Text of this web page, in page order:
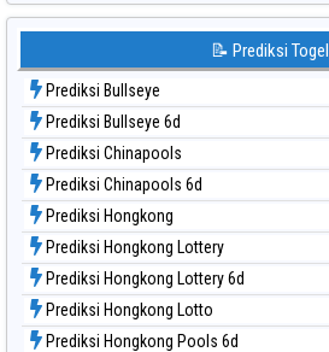
Data Togel Sydney Lottery
Data Togel Sydney Lottery 6d
Data Togel Sydney Lotto
Data Togel Sydney Pools 6d
Data Togel Taipei
Data Togel Taiwan
📝 Prediksi Togel
Prediksi Bullseye
Prediksi Bullseye 6d
Prediksi Chinapools
Prediksi Chinapools 6d
Prediksi Hongkong
Prediksi Hongkong Lottery
Prediksi Hongkong Lottery 6d
Prediksi Hongkong Lotto
Prediksi Hongkong Pools 6d